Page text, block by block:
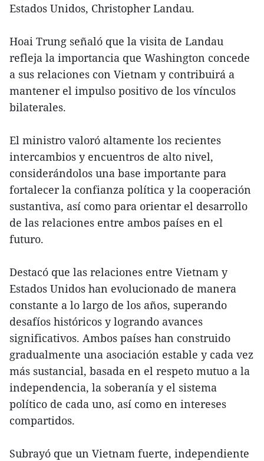
Estados Unidos, Christopher Landau.
Hoai Trung señaló que la visita de Landau
refleja la importancia que Washington concede
a sus relaciones con Vietnam y contribuirá a
mantener el impulso positivo de los vínculos
bilaterales.
El ministro valoró altamente los recientes
intercambios y encuentros de alto nivel,
considerándolos una base importante para
fortalecer la confianza política y la cooperación
sustantiva, así como para orientar el desarrollo
de las relaciones entre ambos países en el
futuro.
Destacó que las relaciones entre Vietnam y
Estados Unidos han evolucionado de manera
constante a lo largo de los años, superando
desafíos históricos y logrando avances
significativos. Ambos países han construido
gradualmente una asociación estable y cada vez
más sustancial, basada en el respeto mutuo a la
independencia, la soberanía y el sistema
político de cada uno, así como en intereses
compartidos.
Subrayó que un Vietnam fuerte, independiente